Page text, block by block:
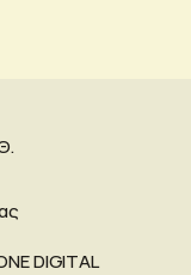
DIGITAL